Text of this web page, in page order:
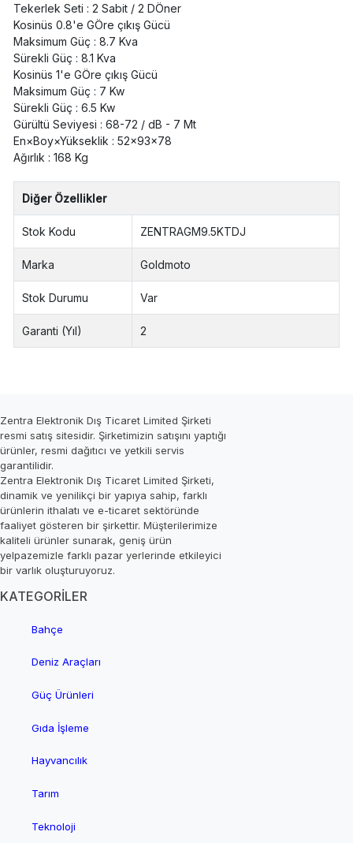
Tekerlek Seti : 2 Sabit / 2 DÖner
Kosinüs 0.8'e GÖre çıkış Gücü
Maksimum Güç : 8.7 Kva
Sürekli Güç : 8.1 Kva
Kosinüs 1'e GÖre çıkış Gücü
Maksimum Güç : 7 Kw
Sürekli Güç : 6.5 Kw
Gürültü Seviyesi : 68-72 / dB - 7 Mt
En×Boy×Yükseklik : 52x93x78
Ağırlık : 168 Kg
Diğer Özellikler
Stok Kodu ZENTRAGM9.5KTDJ
Marka Goldmoto
Stok Durumu Var
Garanti (Yıl) 2
Zentra Elektronik Dış Ticaret Limited Şirketi
resmi satış sitesidir. Şirketimizin satışını yaptığı
ürünler, resmi dağıtıcı ve yetkili servis
garantilidir.
Zentra Elektronik Dış Ticaret Limited Şirketi,
dinamik ve yenilikçi bir yapıya sahip, farklı
ürünlerin ithalatı ve e-ticaret sektöründe
faaliyet gösteren bir şirkettir. Müşterilerimize
kaliteli ürünler sunarak, geniş ürün
yelpazemizle farklı pazar yerlerinde etkileyici
bir varlık oluşturuyoruz.
KATEGORİLER
Bahçe
Deniz Araçları
Güç Ürünleri
Gıda İşleme
Hayvancılık
Tarım
Teknoloji